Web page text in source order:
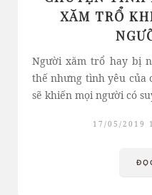
XĂM TRỔ
Người xăm trổ hay bị
thế nhưng tình yêu của
sẽ khiến mọi người có
17/05/2019